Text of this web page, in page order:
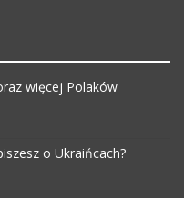
więcej Polaków
o Ukraińcach?